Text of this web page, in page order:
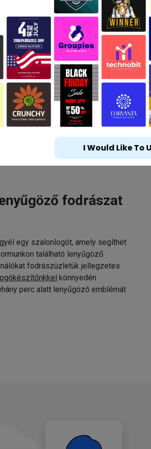
fodrászat
egy szalonlogót, amely segíthet
található lenyűgöző
fodrászüzletük jellegzetes
könnyedén
perc alatt lenyűgöző emblémát
I Would Like To